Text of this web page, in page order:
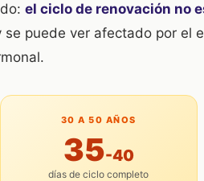
el ciclo de renovación no
puede ver afectado por el
30 A 50 AÑOS
35-40
días de ciclo completo